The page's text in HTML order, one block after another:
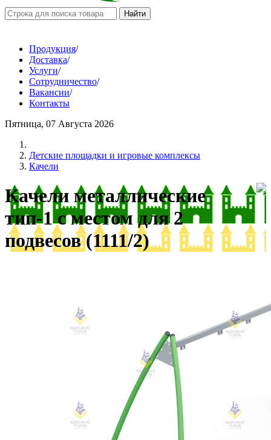
Продукция/
Доставка/
Услуги/
Сотрудничество/
Вакансии/
Контакты
Пятница, 07 Августа 2026
Детские площадки и игровые комплексы
Качели
Качели металлические
тип-1 с местом для 2
подвесов (1111/2)